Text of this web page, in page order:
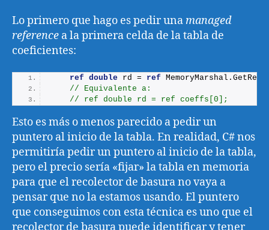
Lo primero que hago es pedir una managed
reference a la primera celda de la tabla de
coeficientes:
ref double rd = ref MemoryMarshal.
// Equivalente a:
// ref double rd = ref coeffs[0];
Esto es más o menos parecido a pedir un
puntero al inicio de la tabla. En realidad, C# nos
permitiría pedir un puntero al inicio de la tabla,
pero el precio sería «fijar» la tabla en memoria
para que el recolector de basura no vaya a
pensar que no la estamos usando. El puntero
que conseguimos con esta técnica es uno que el
recolector de basura puede identificar y tener